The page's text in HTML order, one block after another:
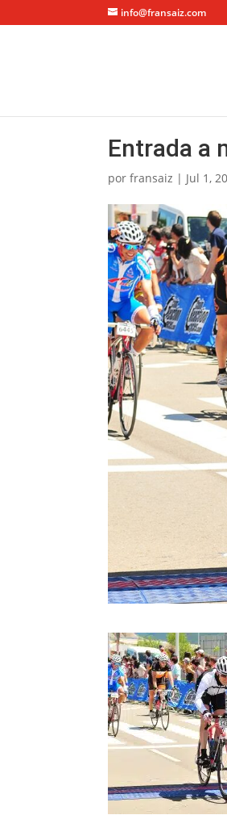
info@fransaiz.com
Entrada a
porfransaiz | Jul 1,